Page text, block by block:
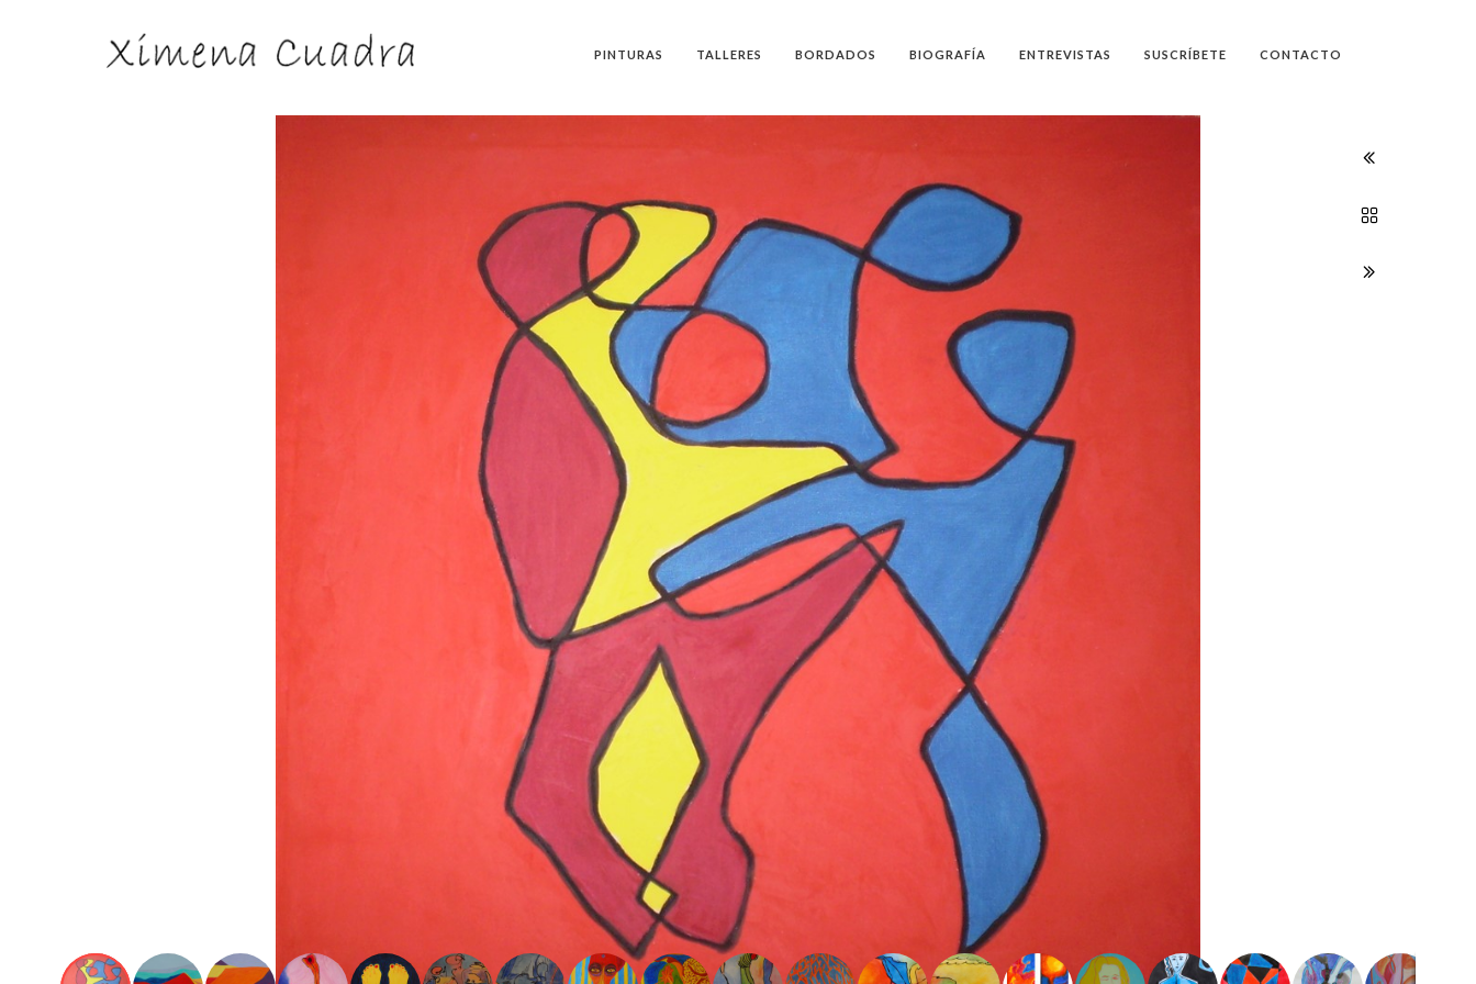
PINTURAS TALLERES BORDADOS BIOGRAFÍA ENTREVISTAS SUSCRÍBETE CONTACTO